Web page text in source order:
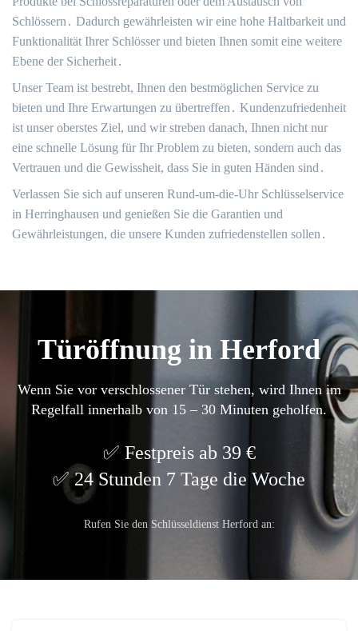
Schlössern․ Dadurch gewährleisten wir eine hohe Haltbarkeit und
Funktionalität Ihrer Schlösser und bieten Ihnen somit eine weitere
Ebene der Sicherheit․
Unser Team ist bestrebt, Ihnen den bestmöglichen Service zu
bieten und Ihre Erwartungen zu übertreffen․ Kundenzufriedenheit
ist unser oberstes Ziel, und wir streben danach, Ihnen nicht nur
eine schnelle Lösung für Ihr Problem zu bieten, sondern auch das
Vertrauen und die Gewissheit, dass Sie in guten Händen sind․
Verlassen Sie sich auf unseren Rund-um-die-Uhr Schlüsselservice
in Herringhausen und genießen Sie die Garantien und
Gewährleistungen, die unsere Kunden zufriedenstellen sollen․
Türöffnung in Herford
Wenn Sie vor verschlossener Tür stehen, wird Ihnen im
Regelfall innerhalb von 15 – 30 Minuten geholfen.
Festpreis ab 39 €
24 Stunden 7 Tage die Woche
Rufen Sie den Schlüsseldienst Herford an: